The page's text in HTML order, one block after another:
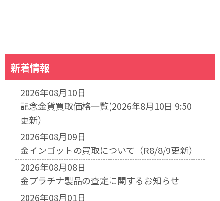
新着情報
2026年08月10日
記念金貨買取価格一覧(2026年8月10日 9:50
更新）
2026年08月09日
金インゴットの買取について（R8/8/9更新）
2026年08月08日
金プラチナ製品の査定に関するお知らせ
2026年08月01日